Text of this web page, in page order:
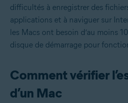
difficultés à enregistrer des
applications et à naviguer sur
les Macs ont besoin d’au moins
disque de démarrage pour
Comment vérifier
d’un Mac